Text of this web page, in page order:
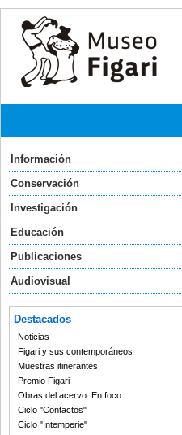
Información
Conservación
Investigación
Educación
Publicaciones
Audiovisual
Destacados
Noticias
Figari y sus contemporáneos
Muestras itinerantes
Premio Figari
Obras del acervo. En foco
Ciclo "Contactos"
Ciclo "Intemperie"